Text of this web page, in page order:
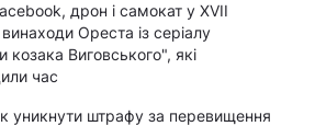
дрон і самокат у XVII
винаходи Ореста із серіалу
козака Виговського", які
час
уникнути штрафу за перевищення